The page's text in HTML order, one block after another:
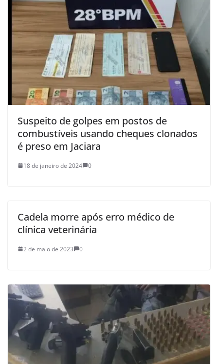
Suspeito de golpes em postos de
combustíveis usando cheques clonados
é preso em Jaciara
18 de janeiro de 2024 0
Cadela morre após erro médico de
clínica veterinária
2 de maio de 2023 0